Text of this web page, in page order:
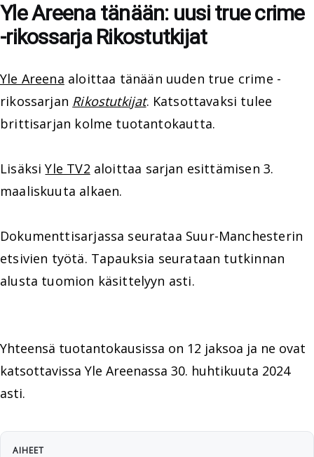
Yle Areena tänään: uusi true crime
-rikossarja Rikostutkijat
Yle Areena aloittaa tänään uuden true crime -
rikossarjan Rikostutkijat. Katsottavaksi tulee
brittisarjan kolme tuotantokautta.
LisäksiYle TV2 aloittaa sarjan esittämisen 3.
maaliskuuta alkaen.
Dokumenttisarjassa seurataa Suur-Manchesterin
etsivien työtä. Tapauksia seurataan tutkinnan
alusta tuomion käsittelyyn asti.
Yhteensä tuotantokausissa on 12 jaksoa ja ne ovat
katsottavissa Yle Areenassa 30. huhtikuuta 2024
asti.
AIHEET